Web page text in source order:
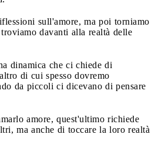
sull'amore, ma poi torniamo
davanti alla realtà delle
dinamica che ci chiede di
di cui spesso dovremo
da piccoli ci dicevano di pensare
amore, quest'ultimo richiede
ma anche di toccare la loro realtà